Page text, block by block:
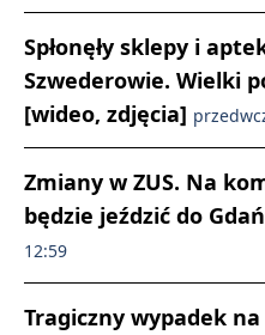
Spłonęły sklepy i
Szwederowie. Wielki
[wideo, zdjęcia]
Zmiany w ZUS. Na
będzie jeździć do
12:59
Tragiczny wypadek